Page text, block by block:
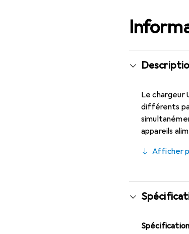
Le chargeur
différents
appareils
seulement
Afficher